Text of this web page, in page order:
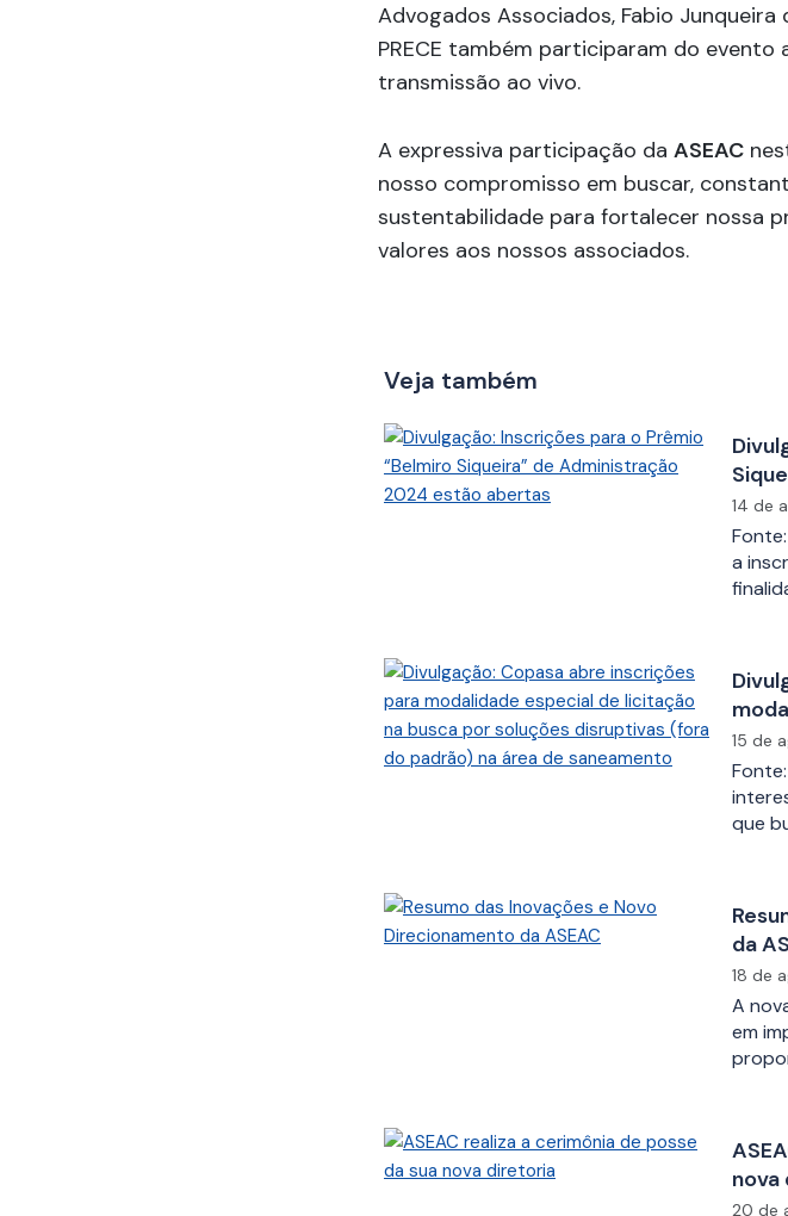
Advogados Associados, Fabio
PRECE também participaram do
transmissão ao vivo.
A expressiva participação da ASEAC
nosso compromisso em buscar,
sustentabilidade para fortalecer nossa
valores aos nossos associados.
Veja também
14 de
a
de
15 de
que
da
18 de
A
em
20 de